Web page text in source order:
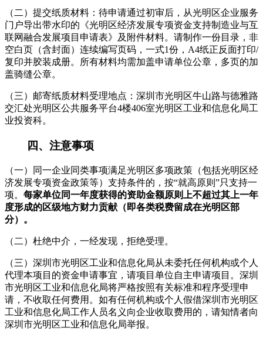
（二）提交纸质材料：待申请通过初审后，从光明区企业服务
门户导出带水印的《光明区经济发展专项资金支持制造业与互
联网融合发展项目申请表》及附件材料。请制作一份目录，非
空白页（含封面）连续编写页码，一式1份，A4纸正反面打印/
复印并胶装成册。所有材料均需加盖申请单位公章，多页的加
盖骑缝公章。
（三）邮寄纸质材料受理地点：深圳市光明区牛山路与德雅路
交汇处光明区公共服务平台4楼406室光明区工业和信息化局工
业投资科。
四、注意事项
（一）同一企业同类事项满足光明区多项政策（包括光明区经
济发展专项资金政策等）支持条件的，按“就高原则”只支持一
项。 每家单位同一年度获得的资助金额原则上不超过其上一年
度形成的区级地方财力贡献（即各类税费留成在光明区部
分）。
（二）杜绝中介，一经发现，拒绝受理。
（三）深圳市光明区工业和信息化局从未委托任何机构或个人
代理本项目的资金申请事宜，请项目单位自主申请项目。深圳
市光明区工业和信息化局将严格按照有关标准和程序受理申
请，不收取任何费用。如有任何机构或个人假借深圳市光明区
工业和信息化局工作人员名义向企业收取费用的，请知情者向
深圳市光明区工业和信息化局举报。